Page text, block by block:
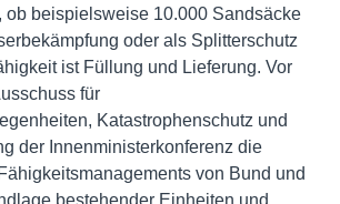
ob beispielsweise 10.000 Sandsäcke
oder als Splitterschutz
ist Füllung und Lieferung. Vor
für
Katastrophenschutz und
der Innenministerkonferenz die
von Bund und
bestehender Einheiten und